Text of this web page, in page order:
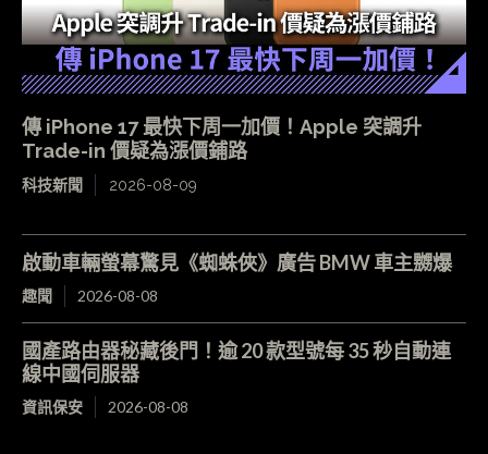
傳 iPhone 17 最快下周一加價！Apple 突調升
Trade-in 價疑為漲價鋪路
科技新聞 2026-08-09
啟動車輛螢幕驚見《蜘蛛俠》廣告 BMW 車主嬲爆
趣聞 2026-08-08
國產路由器秘藏後門！逾 20 款型號每 35 秒自動連
線中國伺服器
資訊保安 2026-08-08